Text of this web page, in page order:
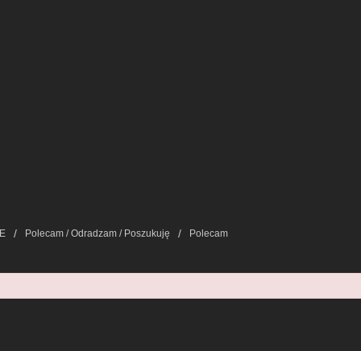
Polecam / Odradzam / Poszukuję Polecam